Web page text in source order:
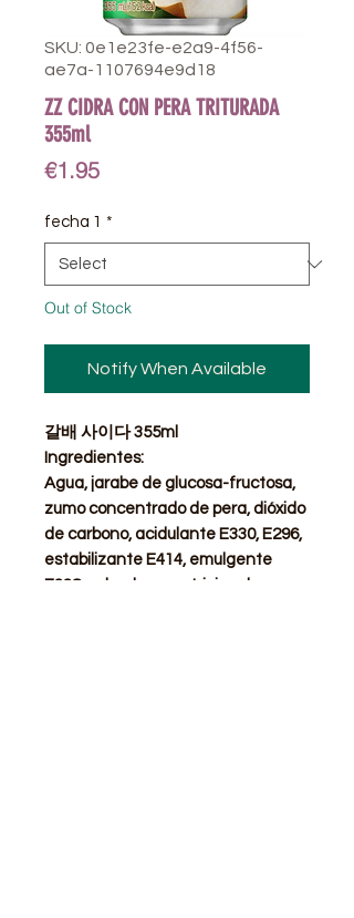
SKU: 0e1e23fe-e2a9-4f56-
ae7a-1107694e9d18
ZZ CIDRA CON PERA TRITURADA
355ml
€1.95Price
fecha 1 *
Out of Stock
Notify When Available
갈배 사이다 355ml
Ingredientes:
Agua, jarabe de glucosa-fructosa,
zumo concentrado de pera, dióxido
de carbono, acidulante E330, E296,
estabilizante E414, emulgente
E338, sal, valores nutricionales